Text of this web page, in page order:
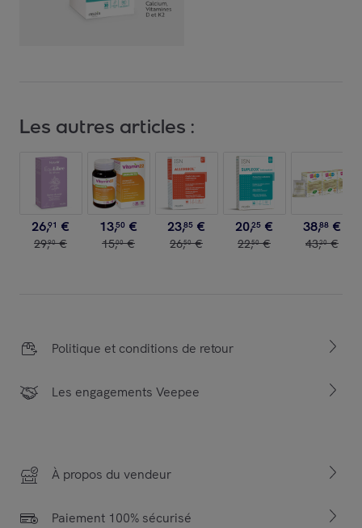
Les autres articles :
26,91 €
29,90 €
13,50 €
15,00 €
23,85 €
26,50 €
20,25 €
22,50 €
38,88 €
43,20 €
Politique et conditions de retour
Les engagements Veepee
À propos du vendeur
Paiement 100% sécurisé